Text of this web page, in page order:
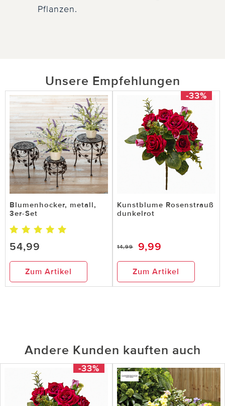
Pflanzen.
Unsere Empfehlungen
Blumenhocker, metall,
3er-Set
54,99
Zum Artikel
-33%
Kunstblume Rosenstrauß
dunkelrot
14,99 9,99
Zum Artikel
Andere Kunden kauften auch
-33%